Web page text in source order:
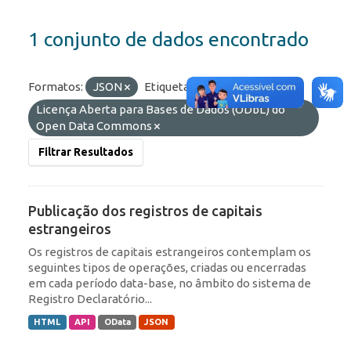
1 conjunto de dados encontrado
Formatos: JSON Etiquetas: RDE
Licenças:
Licença Aberta para Bases de Dados (ODbL) do
Open Data Commons
Filtrar Resultados
Publicação dos registros de capitais
estrangeiros
Os registros de capitais estrangeiros contemplam os
seguintes tipos de operações, criadas ou encerradas
em cada período data-base, no âmbito do sistema de
Registro Declaratório...
HTML API OData JSON